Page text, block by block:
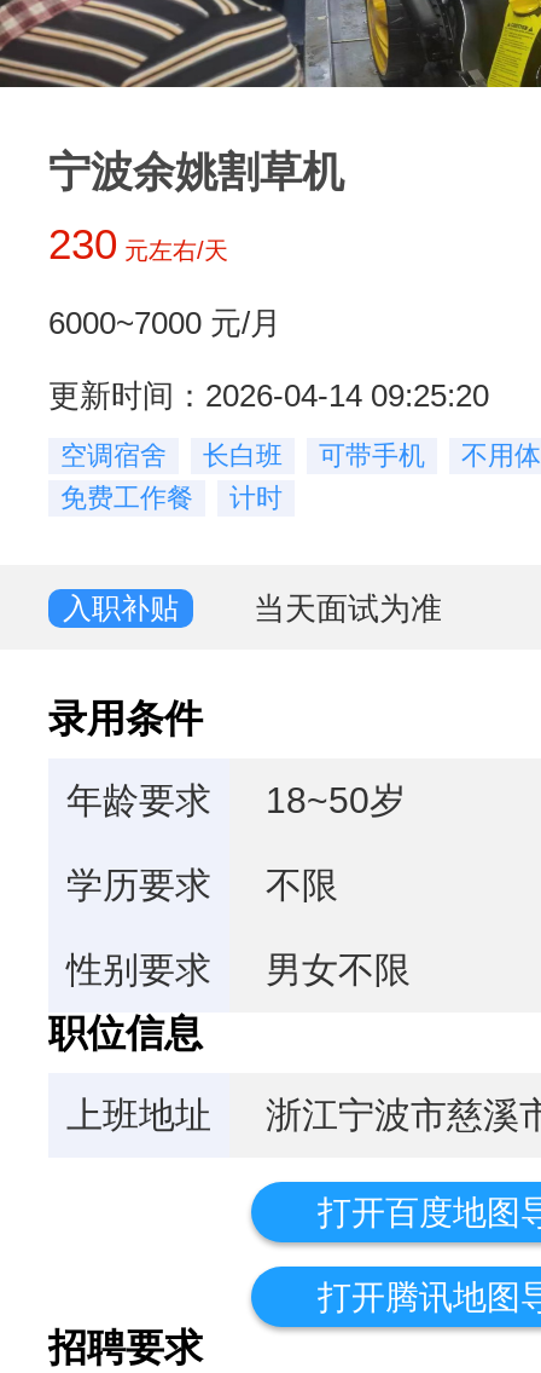
宁波余姚割草机
230 元左右/天
6000~7000 元/月
更新时间：2026-04-14 09:25:20
空调宿舍 长白班 可带手机
不用
免费工作餐
计时
入职补贴 当天面试为准
录用条件
年龄要求 18~50岁
学历要求 不限
性别要求 男女不限
职位信息
上班地址 浙江宁波市慈溪
打开百度地图
打开腾讯地图
招聘要求